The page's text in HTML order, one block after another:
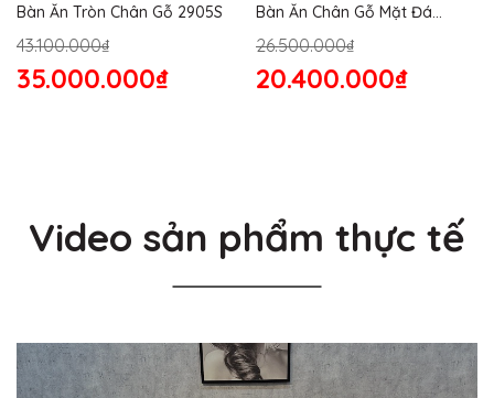
Bàn Ăn Tròn Chân Gỗ 2905S
43.100.000₫
35.000.000₫
Bàn Ăn Chân Gỗ Mặt Đá
26.500.000₫
20.400.000₫
Video sản phẩm thực tế